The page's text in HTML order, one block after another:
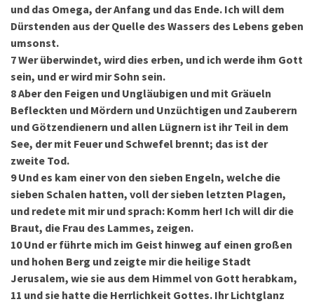
und das Omega, der Anfang und das Ende. Ich will dem
Dürstenden aus der Quelle des Wassers des Lebens geben
umsonst.
7Wer überwindet, wird dies erben, und ich werde ihm Gott
sein, und er wird mir Sohn sein.
8Aber den Feigen und Ungläubigen und mit Gräueln
Befleckten und Mördern und Unzüchtigen und Zauberern
und Götzendienern und allen Lügnern ist ihr Teil in dem
See, der mit Feuer und Schwefel brennt; das ist der
zweite Tod.
9 Und es kam einer von den sieben Engeln, welche die
sieben Schalen hatten, voll der sieben letzten Plagen,
und redete mit mir und sprach: Komm her! Ich will dir die
Braut, die Frau des Lammes, zeigen.
10 Und er führte mich im Geist hinweg auf einen großen
und hohen Berg und zeigte mir die heilige Stadt
Jerusalem, wie sie aus dem Himmel von Gott herabkam,
11 und sie hatte die Herrlichkeit Gottes. Ihr Lichtglanz